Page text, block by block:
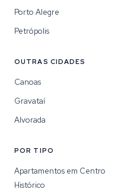
Porto Alegre
Petrópolis
OUTRAS CIDADES
Canoas
Gravataí
Alvorada
POR TIPO
Apartamentos em Centro
Histórico